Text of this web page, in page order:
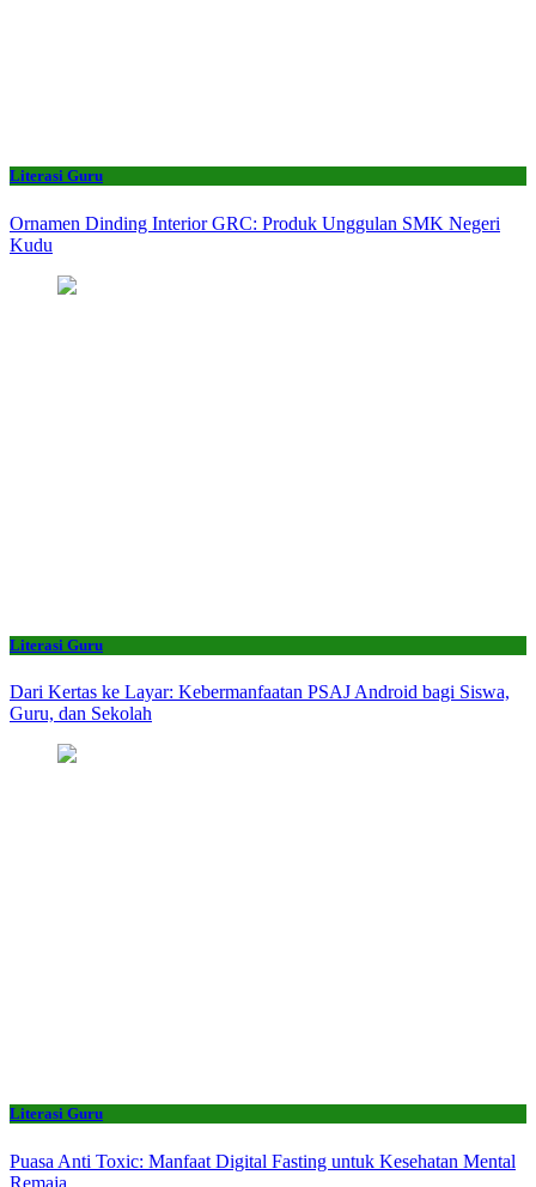
Literasi Guru
Ornamen Dinding Interior GRC: Produk Unggulan SMK Negeri
Kudu
Literasi Guru
Dari Kertas ke Layar: Kebermanfaatan PSAJ Android bagi Siswa,
Guru, dan Sekolah
Literasi Guru
Puasa Anti Toxic: Manfaat Digital Fasting untuk Kesehatan Mental
Remaja